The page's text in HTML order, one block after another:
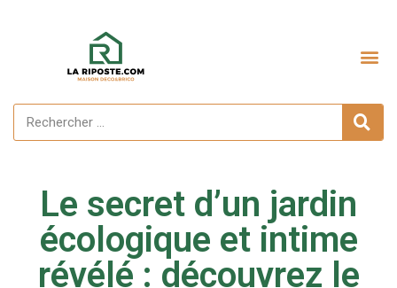
Le secret d’un jardin
écologique et intime
révélé : découvrez le